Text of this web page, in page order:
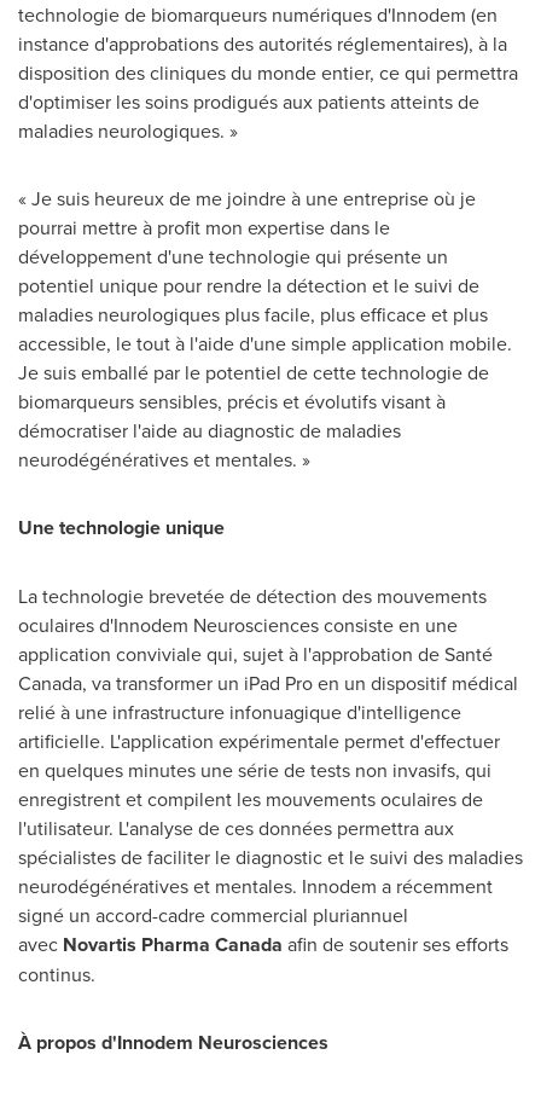
technologie de biomarqueurs numériques d'Innodem (en
instance d'approbations des autorités réglementaires), à la
disposition des cliniques du monde entier, ce qui permettra
d'optimiser les soins prodigués aux patients atteints de
maladies neurologiques. »
« Je suis heureux de me joindre à une entreprise où je
pourrai mettre à profit mon expertise dans le
développement d'une technologie qui présente un
potentiel unique pour rendre la détection et le suivi de
maladies neurologiques plus facile, plus efficace et plus
accessible, le tout à l'aide d'une simple application mobile.
Je suis emballé par le potentiel de cette technologie de
biomarqueurs sensibles, précis et évolutifs visant à
démocratiser l'aide au diagnostic de maladies
neurodégénératives et mentales. »
Une technologie unique
La technologie brevetée de détection des mouvements
oculaires d'Innodem Neurosciences consiste en une
application conviviale qui, sujet à l'approbation de Santé
Canada, va transformer un iPad Pro en un dispositif médical
relié à une infrastructure infonuagique d'intelligence
artificielle. L'application expérimentale permet d'effectuer
en quelques minutes une série de tests non invasifs, qui
enregistrent et compilent les mouvements oculaires de
l'utilisateur. L'analyse de ces données permettra aux
spécialistes de faciliter le diagnostic et le suivi des maladies
neurodégénératives et mentales. Innodem a récemment
signé un accord-cadre commercial pluriannuel
avec Novartis Pharma Canada afin de soutenir ses efforts
continus.
À propos d'Innodem Neurosciences